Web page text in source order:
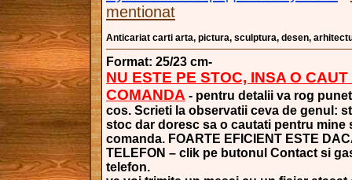
mentionat
Anticariat carti arta, pictura, sculptura, desen,
Format: 25/23 cm-
NU ESTE PE STOC, INSA O
COMANDA - pentru detalii va rog
cos. Scrieti la observatii ceva de genul:
stoc dar doresc sa o cautati pentru mine
comanda. FOARTE EFICIENT ESTE
TELEFON – clik pe butonul Contact si
telefon.